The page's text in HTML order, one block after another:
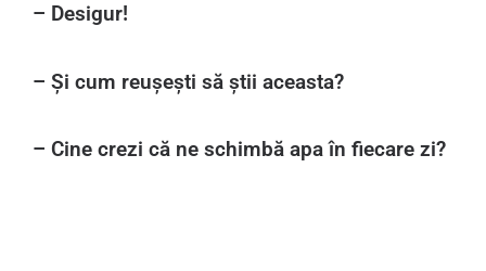
– Desigur!
– Și cum reușești să știi aceasta?
– Cine crezi că ne schimbă apa în fiecare zi?